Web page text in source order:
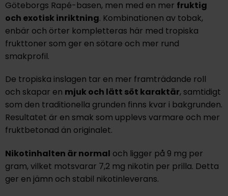
Göteborgs Rapé-basen, men med en mer fruktig
och exotisk inriktning. Kombinationen av tobak,
enbär och örter kompletteras här med tropiska
frukttoner som ger en sötare och mer rund
smakprofil.
De tropiska inslagen tar en mer framträdande roll
och skapar en mjuk och lätt söt karaktär, samtidigt
som den traditionella grunden finns kvar i bakgrunden.
Resultatet är en smak som upplevs varmare och mer
fruktbetonad än originalet.
Nikotinhalten är normal och ligger på 9 mg per
gram, vilket motsvarar 7,2 mg nikotin per prilla. Detta
ger en jämn och stabil nikotinleverans.